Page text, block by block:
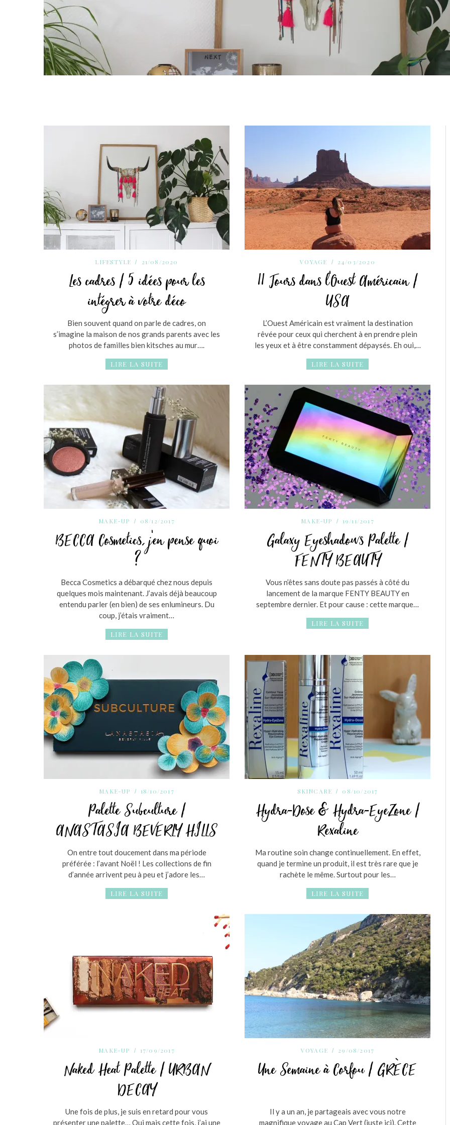
LIFESTYLE 21/08/2020
Les cadres / 5 idées pour les
intégrer à votre déco
Bien souvent quand on parle de cadres, on
s’imagine la maison de nos grands parents avec les
photos de familles bien kitsches au mur….
LIRE LA SUITE
VOYAGE 24/03/2020
11 Jours dans l’Ouest Américain /
USA
L’Ouest Américain est vraiment la destination
rêvée pour ceux qui cherchent à en prendre plein
les yeux et à être constamment dépaysés. Eh oui,…
LIRE LA SUITE
MAKE-UP 08/12/2017
BECCA Cosmetics, j’en pense quoi
?
Becca Cosmetics a débarqué chez nous depuis
quelques mois maintenant. J’avais déjà beaucoup
entendu parler (en bien) de ses enlumineurs. Du
coup, j’étais vraiment…
LIRE LA SUITE
MAKE-UP 19/11/2017
Galaxy Eyeshadows Palette /
FENTY BEAUTY
Vous n’êtes sans doute pas passés à côté du
lancement de la marque FENTY BEAUTY en
septembre dernier. Et pour cause : cette marque…
LIRE LA SUITE
MAKE-UP 18/10/2017
Palette Subculture /
ANASTASIA BEVERLY HILLS
On entre tout doucement dans ma période
préférée : l’avant Noël ! Les collections de fin
d’année arrivent peu à peu et j’adore les…
LIRE LA SUITE
SKINCARE 08/10/2017
Hydra-Dose & Hydra-EyeZone /
Rexaline
Ma routine soin change continuellement. En effet,
quand je termine un produit, il est très rare que je
rachète le même. Surtout pour les…
LIRE LA SUITE
MAKE-UP 17/09/2017
Naked Heat Palette / URBAN
DECAY
Une fois de plus, je suis en retard pour vous
présenter une palette… Oui mais cette fois, j’ai une
VOYAGE 29/08/2017
Une Semaine à Corfou / GRÈCE
Il y a un an, je partageais avec vous notre
magnifique voyage au Cap Vert (juste ici). Cette
R
e
c
h
e
r
r